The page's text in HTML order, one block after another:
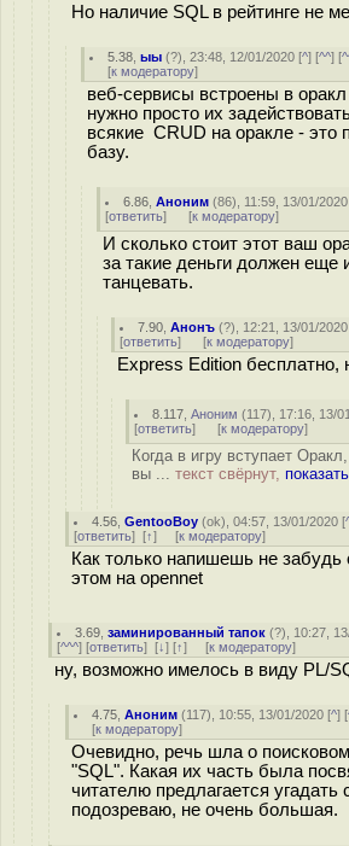
Но наличие SQL в рейтинге не
5.38 ,ыы (?), 23:48, 12/01/2020 [^] [^^] [
[к модератору]
веб-сервисы встроены в
нужно просто их
всякие CRUD на оракле - это
базу.
6.86 ,Аноним (86), 11:59, 13/01/
[ответить] [к модератору]
И сколько стоит этот ваш
за такие деньги должен еще
танцевать.
7.90 ,Анонъ (?), 12:21, 13/01/
[ответить] [к модератору]
Express Edition бесплатно,
8.117 ,Аноним (117), 17:16, 13/
[ответить] [к модератору]
Когда в игру вступает
вы ... текст свёрнут, показать
4.56 ,GentooBoy (ok), 04:57, 13/01/2020 [
[ответить] [↑] [к модератору]
Как только напишешь не забудь
этом на opennet
3.69 ,заминированный тапок (?), 10:27,
[^^^] [ответить] [↓] [↑] [к модератору]
ну, возможно имелось в виду PL/
4.75 ,Аноним (117), 10:55, 13/01/2020 [^] [
[к модератору]
Очевидно, речь шла о
"SQL". Какая их часть была
читателю предлагается угадать
подозреваю, не очень большая.